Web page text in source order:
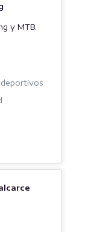
y MTB.